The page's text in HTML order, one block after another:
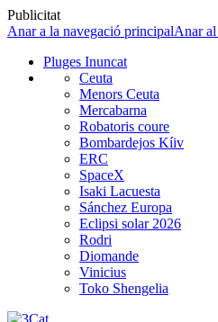
Publicitat
Anar a la navegació principalAnar
Pluges Inuncat
Ceuta
Menors Ceuta
Mercabarna
Robatoris coure
Bombardejos Kíiv
ERC
SpaceX
Isaki Lacuesta
Sánchez Europa
Eclipsi solar 2026
Rodri
Diomande
Vinicius
Toko Shengelia